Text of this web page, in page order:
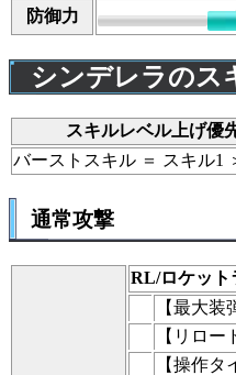
防御力
シンデレラのス
スキルレベル上げ優
バーストスキル ＝ スキル1
通常攻撃
RL/ロケット
【最大装
【リロー
【操作タ